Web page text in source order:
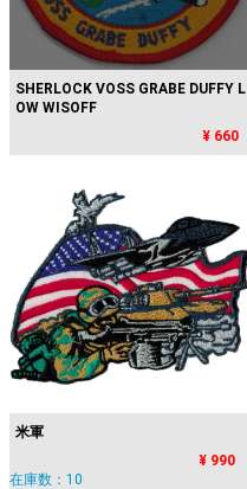
SHERLOCK VOSS GRABE DUFFY L
OW WISOFF
¥ 660
米軍
¥ 990
在庫数：10